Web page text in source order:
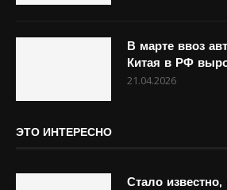
В марте ввоз
Китая в РФ
21.04.2026
ЭТО ИНТЕРЕСНО
Стало известно,